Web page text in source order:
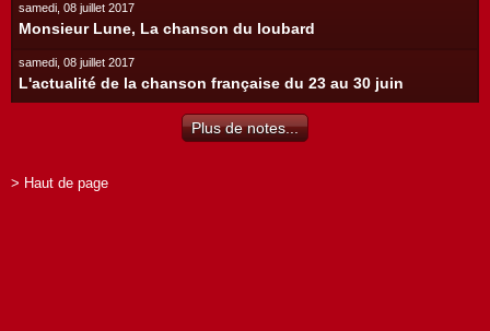
samedi, 08 juillet 2017
Monsieur Lune, La chanson du loubard
samedi, 08 juillet 2017
L'actualité de la chanson française du 23 au 30 juin
Plus de notes...
> Haut de page